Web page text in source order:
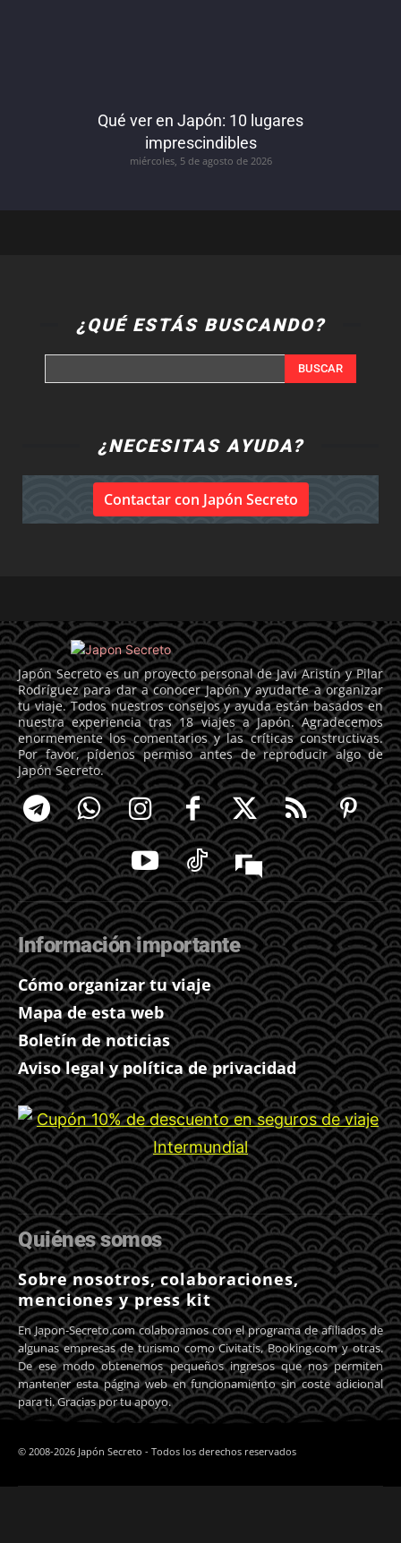
Qué ver en Japón: 10 lugares
imprescindibles
miércoles, 5 de agosto de 2026
¿QUÉ ESTÁS BUSCANDO?
BUSCAR
¿NECESITAS AYUDA?
Contactar con Japón Secreto
Japón Secreto es un proyecto personal de Javi Aristín y Pilar
Rodríguez para dar a conocer Japón y ayudarte a organizar
tu viaje. Todos nuestros consejos y ayuda están basados en
nuestra experiencia tras 18 viajes a Japón. Agradecemos
enormemente los comentarios y las críticas constructivas.
Por favor, pídenos permiso antes de reproducir algo de
Japón Secreto.
Información importante
Cómo organizar tu viaje
Mapa de esta web
Boletín de noticias
Aviso legal y política de privacidad
Quiénes somos
Sobre nosotros, colaboraciones,
menciones y press kit
En Japon-Secreto.com colaboramos con el programa de afiliados de
algunas empresas de turismo como Civitatis, Booking.com y otras.
De ese modo obtenemos pequeños ingresos que nos permiten
mantener esta página web en funcionamiento sin coste adicional
para ti. Gracias por tu apoyo.
© 2008-2026 Japón Secreto - Todos los derechos reservados